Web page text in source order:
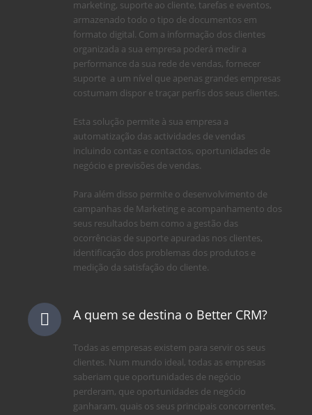
marketing, suporte ao cliente, tarefas e eventos,
armazenado todo o tipo de documentos em
formato digital. Com a informação dos clientes
organizada a sua empresa poderá medir a
performance da sua rede de vendas, fornecer
suporte a um nível que apenas grandes empresas
costumam dispor e traçar perfis dos seus clientes.
Esta solução permite à sua empresa a
automatização das actividades de vendas
incluindo contas e contactos, oportunidades de
negócio e previsões de vendas.
Para além disso permite o desenvolvimento de
campanhas de Marketing e acompanhamento dos
seus resultados bem como a gestão das
ocorrências de suporte apuradas nos clientes,
identificação dos problemas dos produtos e
medição da satisfação do cliente.
A quem se destina o Better CRM?
Todas as empresas existem para servir os seus
clientes. Num mundo ideal, todas as empresas
saberiam que oportunidades de negócio
perderam, que oportunidades de negócio
ganharam, quais os seus principais concorrentes,